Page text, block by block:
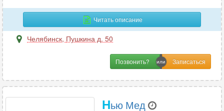
Читать описание
Челябинск, Пушкина д. 50
Позвонить?
Нью Мед